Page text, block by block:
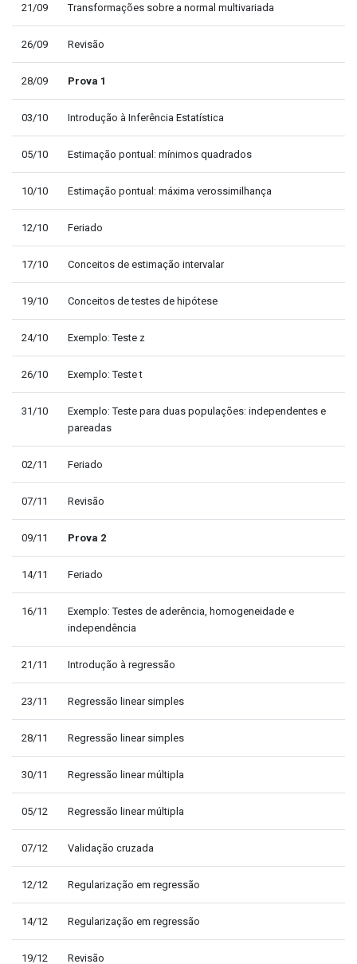
21/09 Transformações sobre a normal multivariada
26/09 Revisão
28/09 Prova 1
03/10 Introdução à Inferência Estatística
05/10 Estimação pontual: mínimos quadrados
10/10 Estimação pontual: máxima verossimilhança
12/10 Feriado
17/10 Conceitos de estimação intervalar
19/10 Conceitos de testes de hipótese
24/10 Exemplo: Teste z
26/10 Exemplo: Teste t
31/10
Exemplo: Teste para duas populações: independentes e
pareadas
02/11 Feriado
07/11 Revisão
09/11 Prova 2
14/11 Feriado
16/11
Exemplo: Testes de aderência, homogeneidade e
independência
21/11 Introdução à regressão
23/11 Regressão linear simples
28/11 Regressão linear simples
30/11 Regressão linear múltipla
05/12 Regressão linear múltipla
07/12 Validação cruzada
12/12 Regularização em regressão
14/12 Regularização em regressão
19/12 Revisão